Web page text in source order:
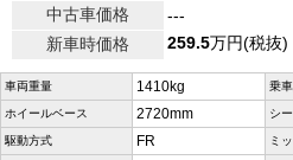
中古車価格
---
新車時価格
259.5万円(税抜)
車両重量 1410kg 乗
ホイールベース 2720mm シ
駆動方式 FR ミ